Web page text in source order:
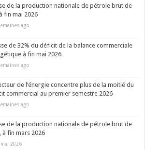
de la production nationale de pétrole brut de
fin mai 2026
ago
de 32% du déficit de la balance commerciale
à fin mai 2026
ago
de l’énergie concentre plus de la moitié du
commercial au premier semestre 2026
ago
de la production nationale de pétrole brut de
à fin mars 2026
2026